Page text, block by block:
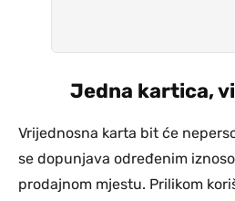
Jedna kartica,
Vrijednosna karta bit će
se dopunjava određenim
prodajnom mjestu. Prilikom